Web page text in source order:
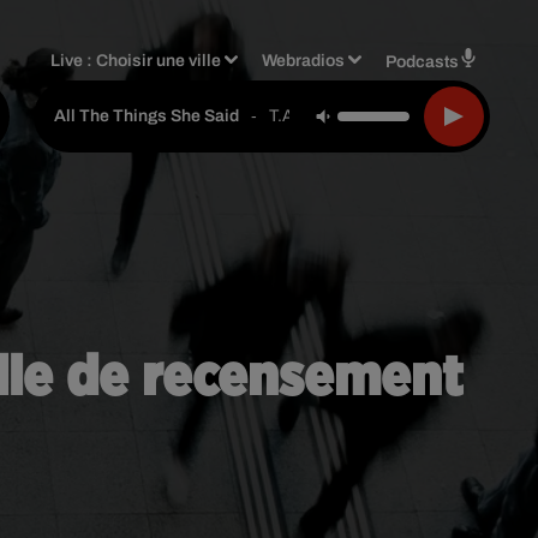
Live :Choisir une ville Webradios Podcasts
All The Things She Said - T.a.t.u
de recensement